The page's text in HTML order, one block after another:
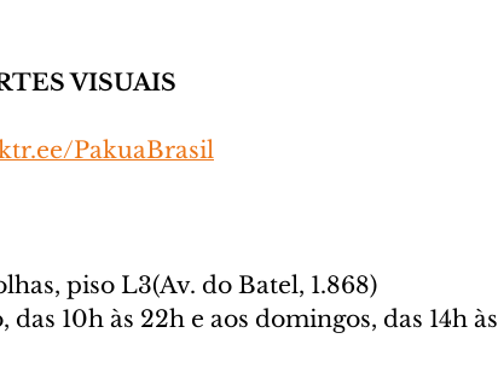
VISUAIS
PakuaBrasil
piso L3(Av. do Batel, 1.868)
10h às 22h e aos domingos, das 14h às